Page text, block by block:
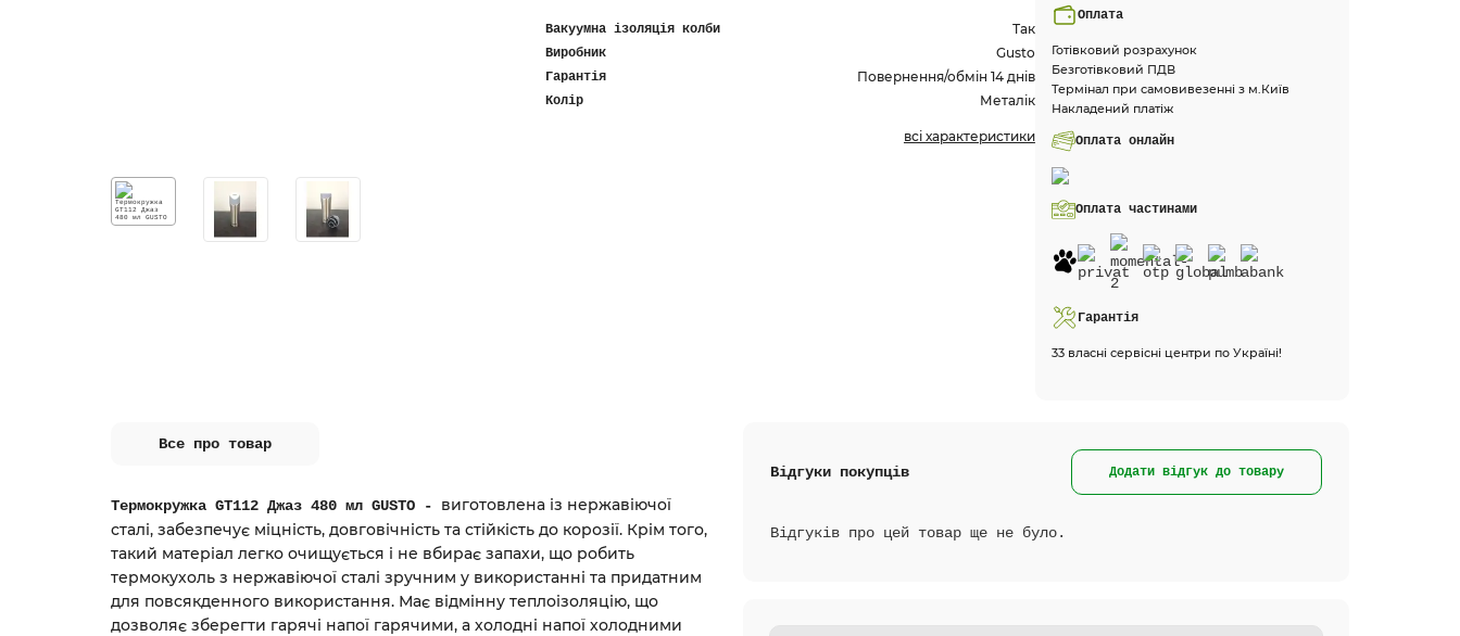
Вакуумна ізоляція колби Так
Виробник Gusto
Гарантія Повернення/обмін 14 днів
Колір Металік
всі характеристики
Оплата
Готівковий розрахунок
Безготівковий ПДВ
Термінал при самовивезенні з м.Київ
Накладений платіж
Оплата онлайн
Оплата частинами
Гарантія
33 власні сервісні центри по Україні!
Все про товар
Термокружка GT112 Джаз 480 мл GUSTO - виготовлена із нержавіючої
сталі, забезпечує міцність, довговічність та стійкість до корозії. Крім того,
такий матеріал легко очищується і не вбирає запахи, що робить
термокухоль з нержавіючої сталі зручним у використанні та придатним
для повсякденного використання. Має відмінну теплоізоляцію, що
дозволяє зберегти гарячі напої гарячими, а холодні напої холодними
Відгуки покупців Додати відгук до товару
Відгуків про цей товар ще не було.